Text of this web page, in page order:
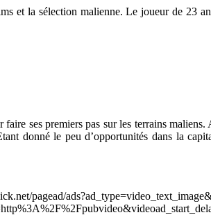
et la sélection malienne. Le joueur de 23
ses premiers pas sur les terrains
donné le peu d’opportunités dans la
pagead/